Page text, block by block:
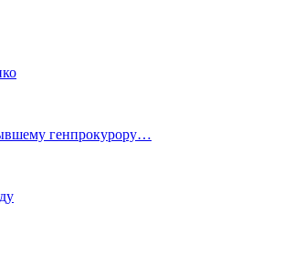
генпрокурору…